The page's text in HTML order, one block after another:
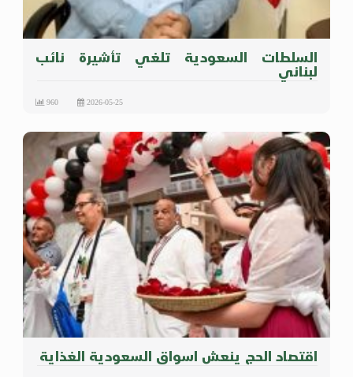
السلطات السعودية تلغي تأشيرة نائب
لبناني
2026-05-25
960
اقتصاد الحج ينعش اسواق السعودية الغذاية